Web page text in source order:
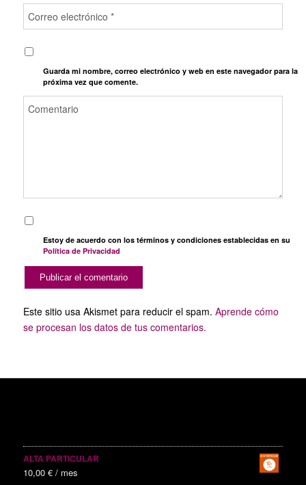
Guarda mi nombre, correo electrónico y web en este navegador para la
próxima vez que comente.
Estoy de acuerdo con los términos y condiciones establecidas en su
Política de Privacidad
Este sitio usa Akismet para reducir el spam. Aprende cómo
se procesan los datos de tus comentarios.
ALTA PARTICULAR
10,00 € / mes